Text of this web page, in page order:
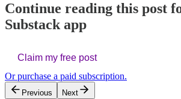
Continue reading this post
Substack app
Claim my free post
Or purchase a paid subscription.
Previous Next